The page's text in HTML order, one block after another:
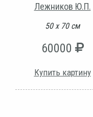
Лежников Ю.П.
50 х 70 см
60000
Купить картину